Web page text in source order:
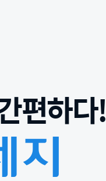
편하다!